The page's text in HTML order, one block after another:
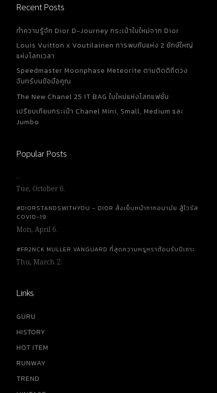
Recent Posts
ทำความรู้จัก Dior D-Journey กระเป๋าใบใหม่จาก Dior
Louis Vuitton x Voutilainen การพบกันแห่ง 2 ยักษ์ใหญ่
แห่งโลกเวลา
Speedmaster Moonphase Meteorite ตามติดดิถีดวง
จันทร์บนข้อมือคุณ
The New Chanel 25 IT BAG ใบใหม่แห่งโลกแฟชั่น
เปรียบเทียบกระเป๋า Chanel Mini, Small, Medium และ
Jumbo
Popular Posts
…
Tue, October 6.
#DIORSTANDSWITHYOU – DIOR สั่งเย็บหน้ากากอนามัย สู้ไวรัส
COVID-19
Mon, April 6.
#FR2NCK MULLER VANGUARD ที่สุดความหรูหราต้อนรับปีเถาะ
Thu, March 2.
Links
GURU
HISTORY
HOT ITEM
RUNWAY
TREND